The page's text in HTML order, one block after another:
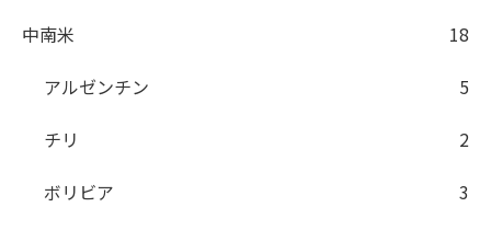
中南米
18
アルゼンチン
5
チリ
2
ボリビア
3